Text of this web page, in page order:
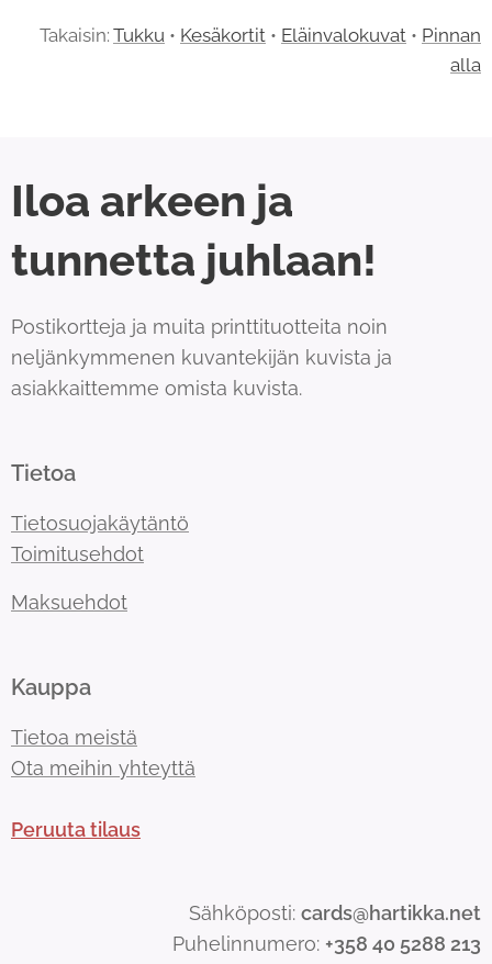
Takaisin: Tukku • Kesäkortit • Eläinvalokuvat • Pinnan
alla
Iloa arkeen ja
tunnetta juhlaan!
Postikortteja ja muita printtituotteita noin
neljänkymmenen kuvantekijän kuvista ja
asiakkaittemme omista kuvista.
Tietoa
Tietosuojakäytäntö
Toimitusehdot
Maksuehdot
Kauppa
Tietoa meistä
Ota meihin yhteyttä
Peruuta tilaus
Sähköposti: cards@hartikka.net
Puhelinnumero: +358 40 5288 213